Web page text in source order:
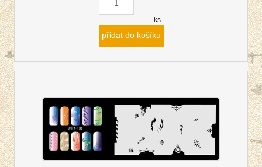
ks
přidat do košíku